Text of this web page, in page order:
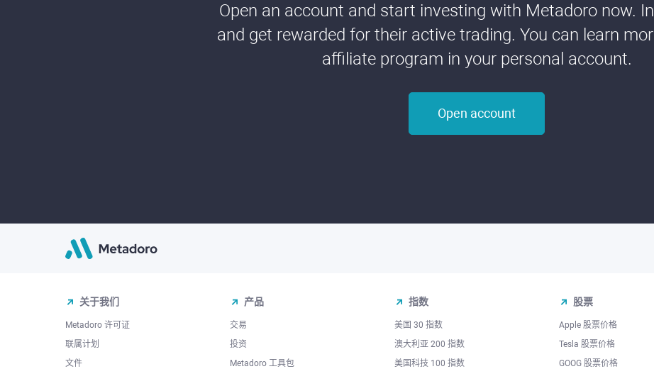
Open an account and start investing with Metadoro now.
and get rewarded for their active trading. You can learn
affiliate program in your personal account.
Open account
关于我们
Metadoro 许可证
联属计划
文件
产品
交易
投资
Metadoro 工具包
指数
美国 30 指数
澳大利亚 200 指数
美国科技 100 指数
股票
Apple 股票价格
Tesla 股票价格
GOOG 股票价格